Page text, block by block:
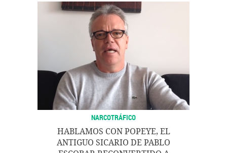
NARCOTRÁFICO
HABLAMOS CON POPEYE, EL
ANTIGUO SICARIO DE PABLO